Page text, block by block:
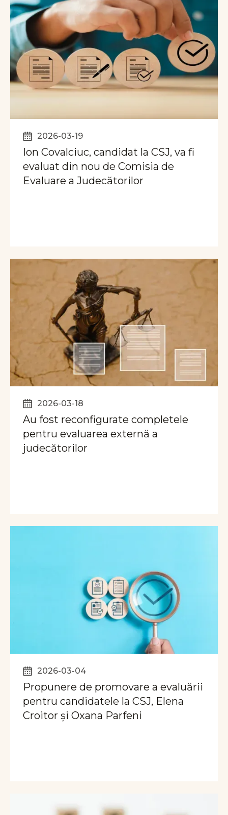
2026-03-19
Ion Covalciuc, candidat la CSJ, va fi
evaluat din nou de Comisia de
Evaluare a Judecătorilor
2026-03-18
Au fost reconfigurate completele
pentru evaluarea externă a
judecătorilor
2026-03-04
Propunere de promovare a evaluării
pentru candidatele la CSJ, Elena
Croitor și Oxana Parfeni